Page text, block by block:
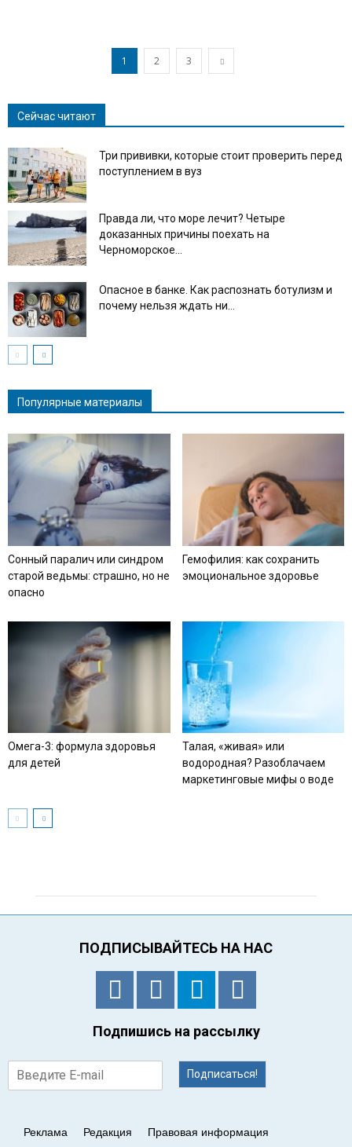
1 2 3
Сейчас читают
Три прививки, которые стоит проверить перед
поступлением в вуз
Правда ли, что море лечит? Четыре
доказанных причины поехать на
Черноморское...
Опасное в банке. Как распознать ботулизм и
почему нельзя ждать ни...
Популярные материалы
Сонный паралич или синдром
старой ведьмы: страшно, но не
опасно
Гемофилия: как сохранить
эмоциональное здоровье
Омега-3: формула здоровья
для детей
Талая, «живая» или
водородная? Разоблачаем
маркетинговые мифы о воде
ПОДПИСЫВАЙТЕСЬ НА НАС
Подпишись на рассылку
Подписаться!
Реклама Редакция Правовая информация